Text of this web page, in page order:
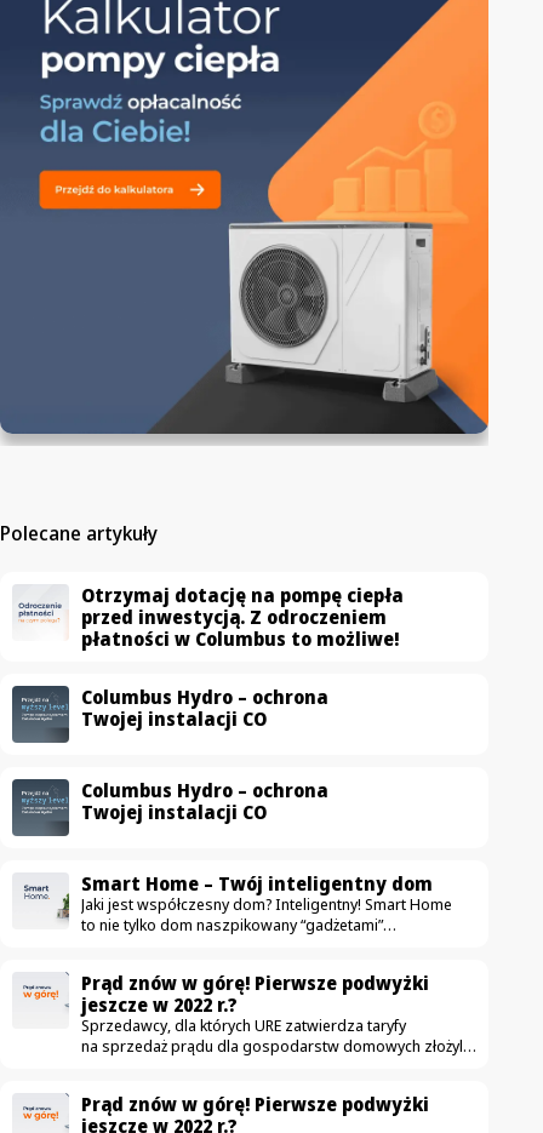
Polecane artykuły
Otrzymaj dotację na pompę ciepła
przed inwestycją. Z odroczeniem
płatności w Columbus to możliwe!
Columbus Hydro – ochrona
Twojej instalacji CO
Columbus Hydro – ochrona
Twojej instalacji CO
Smart Home – Twój inteligentny dom
Jaki jest współczesny dom? Inteligentny! Smart Home
to nie tylko dom naszpikowany “gadżetami”
Na rynku pojawia się coraz więcej urządzeń mających
uczynić dom nowoczesnym — od drobnych sprzętów
jak automatyczne odkurzacze, aż po duże instalacje jak
fotowoltaika. W ostatnich latach zdecydowanie częściej
szczególnie…
Prąd znów w górę! Pierwsze podwyżki
jeszcze w 2022 r.?
Sprzedawcy, dla których URE zatwierdza taryfy
na sprzedaż prądu dla gospodarstw domowych złożyli
że podwyżki czekają nas jeszcze w tym roku? Podwyżki
możliwe już jesienią W związku z wnioskami które
Prąd znów w górę! Pierwsze podwyżki
jeszcze w 2022 r.?